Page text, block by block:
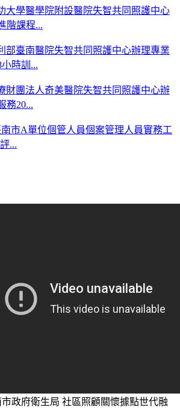
大學醫學院附設醫院失智共同照護中心
階課程...
部臺南醫院失智共同照護中心辦理專業
時訓...
財團法人奇美醫院失智共同照護中心辦
務20...
南市A單位個管人員個案管理人員實務工
...
市政府衛生局 社區照顧關懷據點世代融